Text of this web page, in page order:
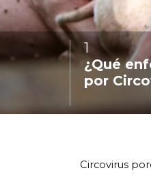
1
¿Qué
por
Circovirus